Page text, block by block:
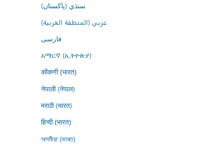
سنڌي (پاکستان)
عربي (المنطقة العربية)
فارسى
አማርኛ (ኢትዮጵያ)
कोंकणी (भारत)
नेपाली (नेपाल)
मराठी (भारत)
हिन्दी (भारत)
অসমীয়া (ভাৰত)